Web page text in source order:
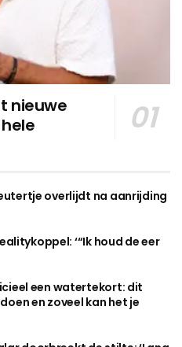
nieuwe
overlijdt na aanrijding
‘“Ik houd de eer
een watertekort: dit
en zoveel kan het je